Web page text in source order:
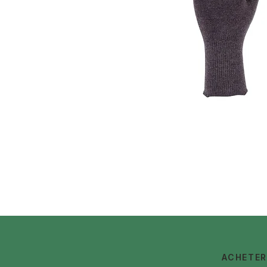
ACHETER